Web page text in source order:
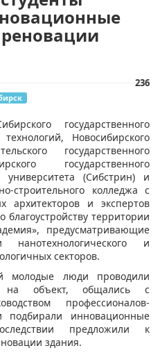
236
государственного
Новосибирского
государственного
государственного
университета (Сибстрин) и
строительного колледжа с
архитекторов и экспертов
территории
предусматривающие
нанотехнологического и
секторов.
молодые люди проводили
на объект, общались с
профессионалов-
подбирали инновационные
предложили к
здания.